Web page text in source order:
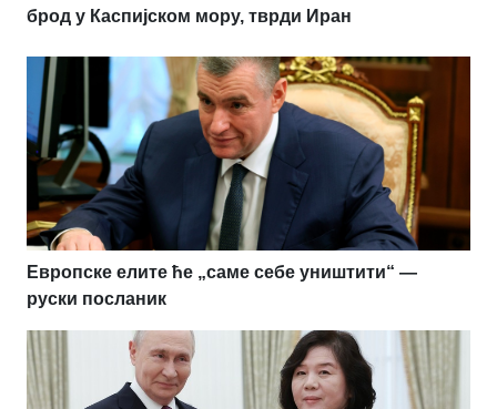
брод у Каспијском мору, тврди Иран
Европске елите ће „саме себе уништити“ —
руски посланик